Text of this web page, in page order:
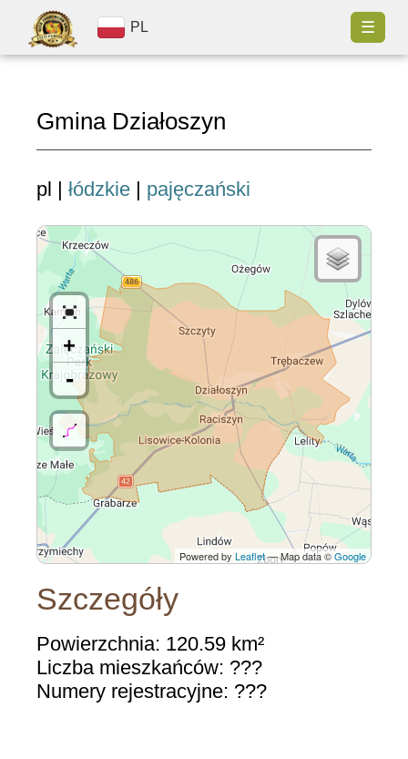
PL ☰
Gmina Działoszyn
pl | łódzkie | pajęczański
+
-
Powered by Leaflet— Map data ©Google
Szczegóły
Powierzchnia: 120.59 km²
Liczba mieszkańców: ???
Numery rejestracyjne: ???